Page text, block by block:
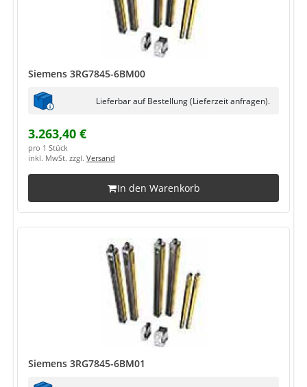
Siemens 3RG7845-6BM00
Lieferbar auf Bestellung (Lieferzeit anfragen).
3.263,40 €
pro 1 Stück
inkl. MwSt. zzgl. Versand
In den Warenkorb
Siemens 3RG7845-6BM01